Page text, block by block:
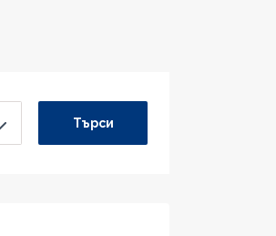
Търси